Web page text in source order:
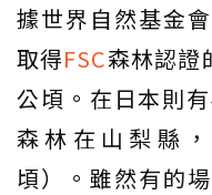
據世界自然基金
取得FSC森林認證
公頃。在日本則
森林在山梨縣
頃）。雖然有的